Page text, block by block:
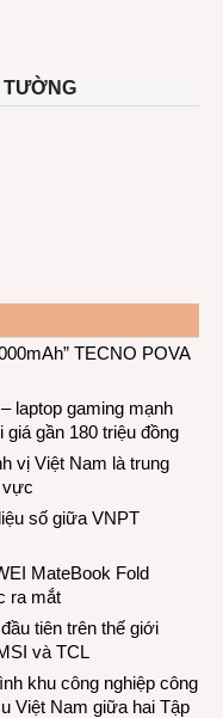
TƯỜNG
TECNO POVA
laptop gaming mạnh
gần 180 triệu đồng
vị Việt Nam là trung
vực
số giữa VNPT
MateBook Fold
ra mắt
tiên trên thế giới
và TCL
khu công nghiệp công
Việt Nam giữa hai Tập